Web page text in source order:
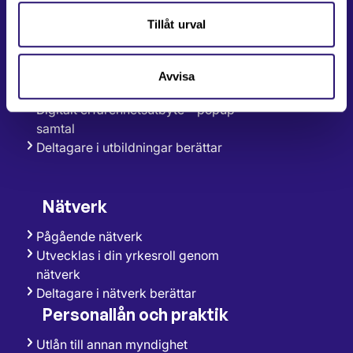
Tillåt urval
Avvisa
Introduktionsutbildning – Att arbeta
som statligt anställd
Inspirationsföreläsningar och
Digitalt erfarenhetsutbyte – popup-
samtal
Deltagare i utbildningar berättar
Nätverk
Pågående nätverk
Utvecklas i din yrkesroll genom
nätverk
Deltagare i nätverk berättar
Personallån och praktik
Utlån till annan myndighet